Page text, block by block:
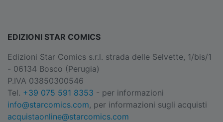
EDIZIONI STAR COMICS
Edizioni Star Comics s.r.l. strada delle Selvette, 1/bis/1
- 06134 Bosco (Perugia)
P.IVA 03850300546
Tel. +39 075 591 8353 - per informazioni
info@starcomics.com, per informazioni sugli acquisti
acquistaonline@starcomics.com